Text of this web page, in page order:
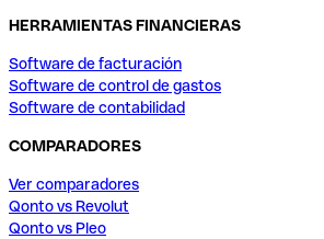
HERRAMIENTAS FINANCIERAS
Software de facturación
Software de control de gastos
Software de contabilidad
COMPARADORES
Ver comparadores
Qonto vs Revolut
Qonto vs Pleo